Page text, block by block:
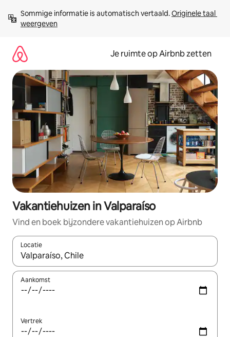
direct
naar
Sommige informatie is automatisch vertaald. Originele taal
weergeven
Je ruimte op Airbnb zetten
Vakantiehuizen in Valparaíso
Vind en boek bijzondere vakantiehuizen op Airbnb
Locatie
Wanneer er suggesties beschikbaar zijn, maak je een keuze
Aankomst
Vertrek